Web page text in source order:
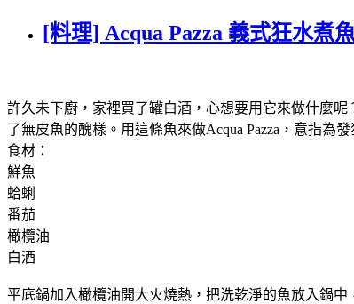
[料理] Acqua Pazza 義式狂水煮
許久未下廚，家裡買了罐白酒，心想要用它來做什麼
了無皮魚的醜樣。用這條魚來做Acqua Pazza，意指為
食材：
鮮魚
蛤蜊
番茄
橄欖油
白酒
平底鍋加入橄欖油開大火燒熱，把洗乾淨的魚放入鍋